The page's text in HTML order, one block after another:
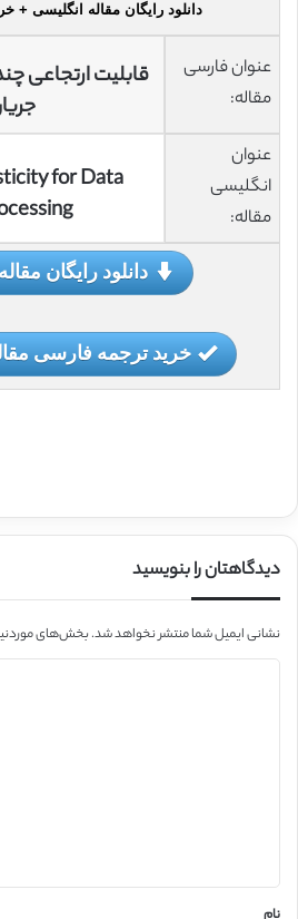
دانلود رایگان مقاله انگلیسی +
عنوان فارسی
مقاله:
قابلیت ارتجاعی
عنوان
انگلیسی
مقاله:
for Data
دانلود رایگان
خرید ترجمه فارسی
دیدگاهتان را بنویسید
نشانی ایمیل شما منتشر نخواهد شد.بخش‌های